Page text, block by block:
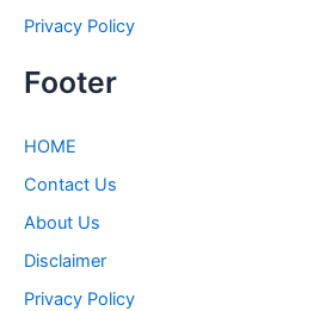
Privacy Policy
Footer
HOME
Contact Us
About Us
Disclaimer
Privacy Policy